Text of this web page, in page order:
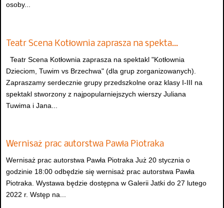
osoby...
Teatr Scena Kotłownia zaprasza na spekta…
Teatr Scena Kotłownia zaprasza na spektakl "Kotłownia
Dzieciom, Tuwim vs Brzechwa" (dla grup zorganizowanych).
Zapraszamy serdecznie grupy przedszkolne oraz klasy I-III na
spektakl stworzony z najpopularniejszych wierszy Juliana
Tuwima i Jana...
Wernisaż prac autorstwa Pawła Piotraka
Wernisaż prac autorstwa Pawła Piotraka Już 20 stycznia o
godzinie 18:00 odbędzie się wernisaż prac autorstwa Pawła
Piotraka. Wystawa będzie dostępna w Galerii Jatki do 27 lutego
2022 r. Wstęp na...